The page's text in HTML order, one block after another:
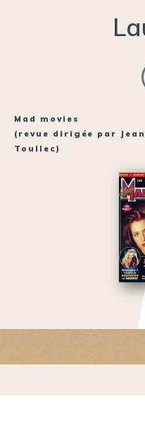
Mad movies
(revue dirigée par
Toullec)